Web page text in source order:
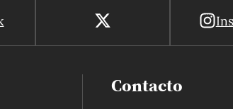
Contacto